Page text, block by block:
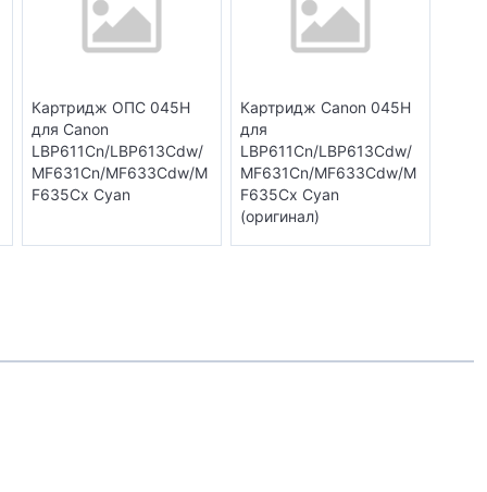
Картридж ОПС 045H
для Canon
LBP611Cn/LBP613Cdw/
MF631Cn/MF633Cdw/M
F635Cx Cyan
Картридж Canon 045H
для
LBP611Cn/LBP613Cdw/
MF631Cn/MF633Cdw/M
F635Cx Cyan
(оригинал)